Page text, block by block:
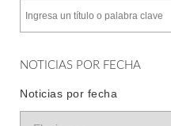
NOTICIAS POR FECHA
Noticias por fecha